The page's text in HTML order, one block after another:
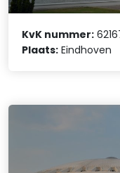
KvK nummer:
Plaats: Eindhoven